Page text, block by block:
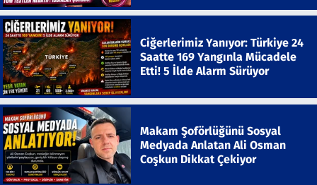
Ciğerlerimiz Yanıyor: Türkiye 24
Saatte 169 Yangınla Mücadele
Etti! 5 İlde Alarm Sürüyor
Makam Şoförlüğünü Sosyal
Medyada Anlatan Ali Osman
Coşkun Dikkat Çekiyor